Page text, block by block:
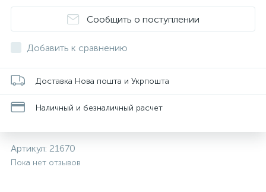
Сообщить о поступлении
Добавить к сравнению
Доставка Нова пошта и Укрпошта
Наличный и безналичный расчет
Артикул: 21670
Пока нет отзывов